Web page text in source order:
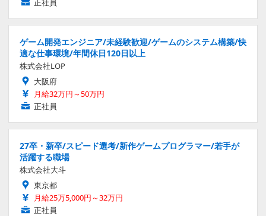
正社員
ゲーム開発エンジニア/未経験歓迎/ゲームのシステム構築/快
適な仕事環境/年間休日120日以上
株式会社LOP
大阪府
月給32万円～50万円
正社員
27卒・新卒/スピード選考/新作ゲームプログラマー/若手が
活躍する職場
株式会社大斗
東京都
月給25万5,000円～32万円
正社員